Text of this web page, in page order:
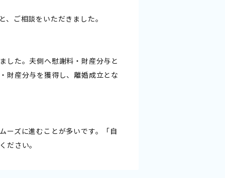
ご相談をいただきました。
した。夫側へ慰謝料・財産分与と
財産分与を獲得し、離婚成立とな
ーズに進むことが多いです。「自
ださい。